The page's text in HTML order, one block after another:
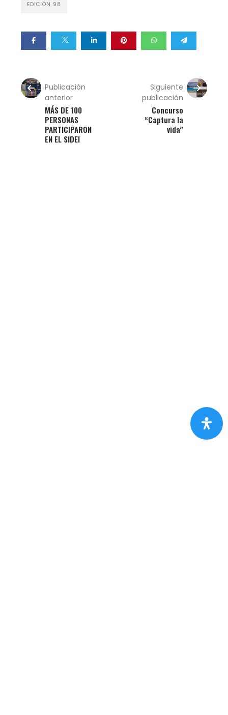
EDICIÓN 98
Publicación
anterior
MÁS DE 100
PERSONAS
PARTICIPARON
EN EL SIDEI
Siguiente
publicación
Concurso
“Captura la
vida”